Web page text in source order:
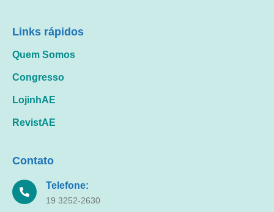
Links rápidos
Quem Somos
Congresso
LojinhAE
RevistAE
Contato
Telefone:
19 3252-2630